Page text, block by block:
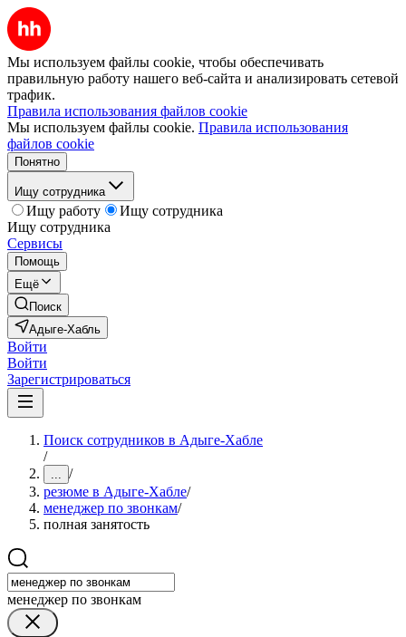
Мы используем файлы cookie, чтобы обеспечивать
правильную работу нашего веб-сайта и анализировать сетевой
трафик.
Правила использования файлов cookie
Мы используем файлы cookie. Правила использования
файлов cookie
Понятно
Ищу сотрудника
Ищу работу
Ищу сотрудника
Ищу сотрудника
Сервисы
Помощь
Ещё
Поиск
Адыге-Хабль
Войти
Войти
Зарегистрироваться
Поиск сотрудников в Адыге-Хабле
/
... /
резюме в Адыге-Хабле/
менеджер по звонкам/
полная занятость
менеджер по звонкам